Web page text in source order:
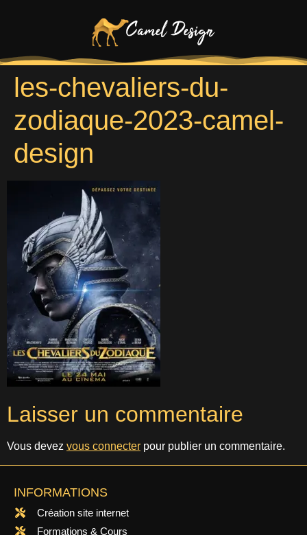
les-chevaliers-du-
zodiaque-2023-camel-
design
Laisser un commentaire
Vous devez vous connecter pour publier un commentaire.
INFORMATIONS
Création site internet
Formations & Cours